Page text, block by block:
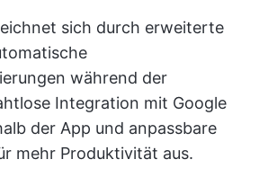
sich durch erweiterte
während der
Integration mit Google
der App und anpassbare
mehr Produktivität aus.